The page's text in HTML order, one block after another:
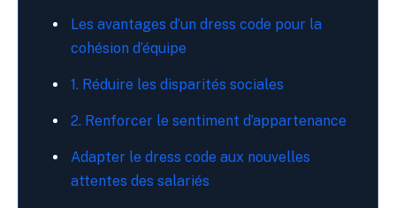
Les avantages d’un dress code pour la
cohésion d’équipe
1. Réduire les disparités sociales
2. Renforcer le sentiment d’appartenance
Adapter le dress code aux nouvelles
attentes des salariés